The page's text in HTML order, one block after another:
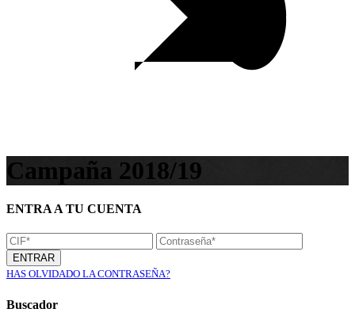
Campaña 2018/19
ENTRA A TU CUENTA
ENTRAR
HAS OLVIDADO LA CONTRASEÑA?
Buscador